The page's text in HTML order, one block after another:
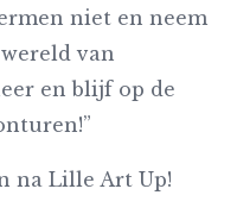
niet en neem
van
en blijf op de
na Lille Art Up!